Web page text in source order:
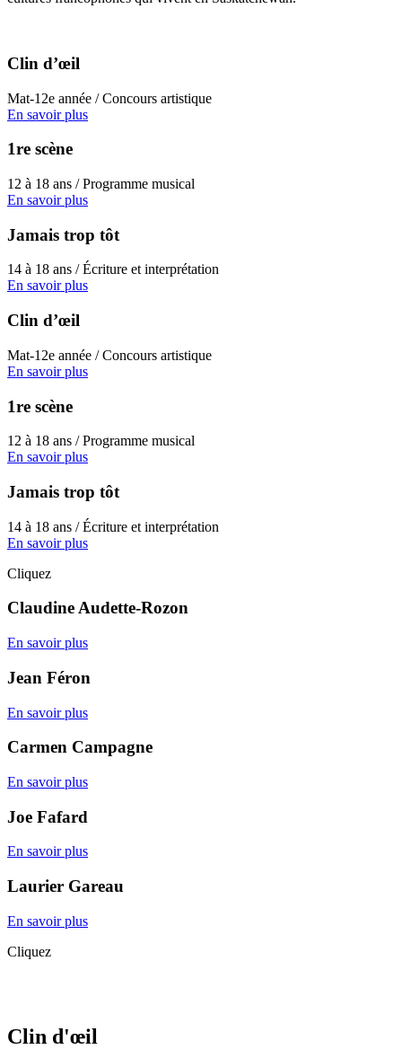
Clin d’œil
Mat-12e année / Concours artistique
En savoir plus
1re scène
12 à 18 ans / Programme musical
En savoir plus
Jamais trop tôt
14 à 18 ans / Écriture et interprétation
En savoir plus
Clin d’œil
Mat-12e année / Concours artistique
En savoir plus
1re scène
12 à 18 ans / Programme musical
En savoir plus
Jamais trop tôt
14 à 18 ans / Écriture et interprétation
En savoir plus
Cliquez
Claudine Audette-Rozon
En savoir plus
Jean Féron
En savoir plus
Carmen Campagne
En savoir plus
Joe Fafard
En savoir plus
Laurier Gareau
En savoir plus
Cliquez
Clin d'œil